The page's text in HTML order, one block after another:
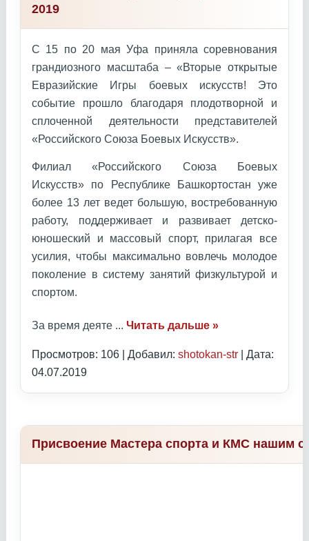
2019
С 15 по 20 мая Уфа приняла соревнования
грандиозного масштаба – «Вторые открытые
Евразийские Игры боевых искусств! Это
событие прошло благодаря плодотворной и
сплоченной деятельности представителей
«Российского Союза Боевых Искусств».
Филиал «Российского Союза Боевых
Искусств» по Республике Башкортостан уже
более 13 лет ведет большую, востребованную
работу, поддерживает и развивает детско-
юношеский и массовый спорт, прилагая все
усилия, чтобы максимально вовлечь молодое
поколение в систему занятий физкультурой и
спортом.
За время деяте ... Читать дальше »
Просмотров: 106 | Добавил: shotokan-str | Дата:
04.07.2019
Присвоение Мастера спорта и КМС нашим